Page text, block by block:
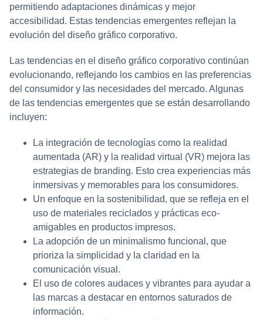
permitiendo adaptaciones dinámicas y mejor
accesibilidad. Estas tendencias emergentes reflejan la
evolución del diseño gráfico corporativo.
Las tendencias en el diseño gráfico corporativo continúan
evolucionando, reflejando los cambios en las preferencias
del consumidor y las necesidades del mercado. Algunas
de las tendencias emergentes que se están desarrollando
incluyen:
La integración de tecnologías como la realidad
aumentada (AR) y la realidad virtual (VR) mejora las
estrategias de branding. Esto crea experiencias más
inmersivas y memorables para los consumidores.
Un enfoque en la sostenibilidad, que se refleja en el
uso de materiales reciclados y prácticas eco-
amigables en productos impresos.
La adopción de un minimalismo funcional, que
prioriza la simplicidad y la claridad en la
comunicación visual.
El uso de colores audaces y vibrantes para ayudar a
las marcas a destacar en entornos saturados de
información.